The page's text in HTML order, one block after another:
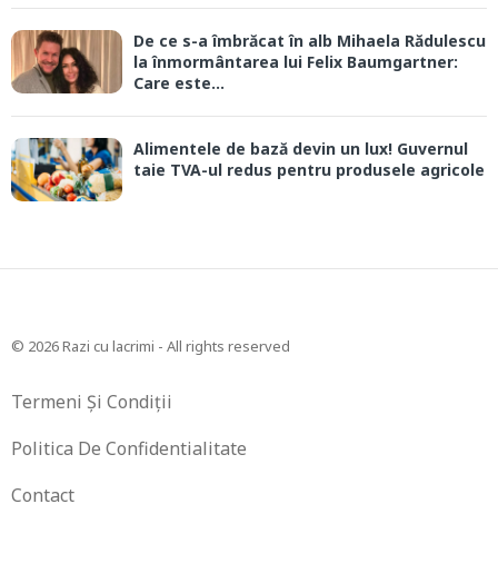
De ce s-a îmbrăcat în alb Mihaela Rădulescu
la înmormântarea lui Felix Baumgartner:
Care este...
Alimentele de bază devin un lux! Guvernul
taie TVA-ul redus pentru produsele agricole
© 2026 Razi cu lacrimi - All rights reserved
Termeni Și Condiții
Politica De Confidentialitate
Contact